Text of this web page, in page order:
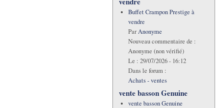
Buffet Crampon Prestige à
vendre
ParAnonyme
Nouveau commentaire de :
Anonyme (non vérifié)
Le : 29/07/2026 - 16:12
Dans le forum :
Achats - ventes
vente basson Genuine
vente basson Genuine